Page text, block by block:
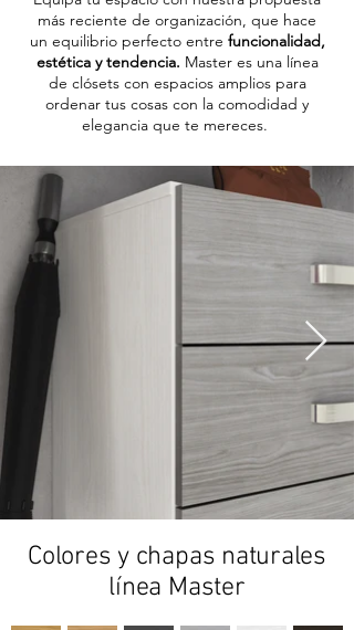
más reciente de organización, que hace
un equilibrio perfecto entre funcionalidad,
estética y tendencia. Master es una línea
de clósets con espacios amplios para
ordenar tus cosas con la comodidad y
elegancia que te mereces.
Colores y chapas naturales
línea Master